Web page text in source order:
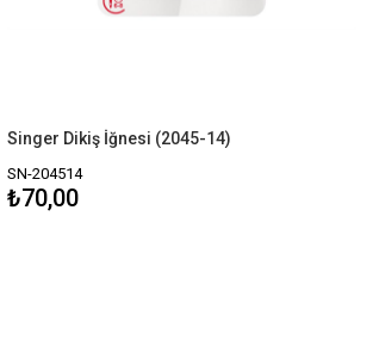
Singer Dikiş İğnesi (2045-14)
SN-204514
₺70,00